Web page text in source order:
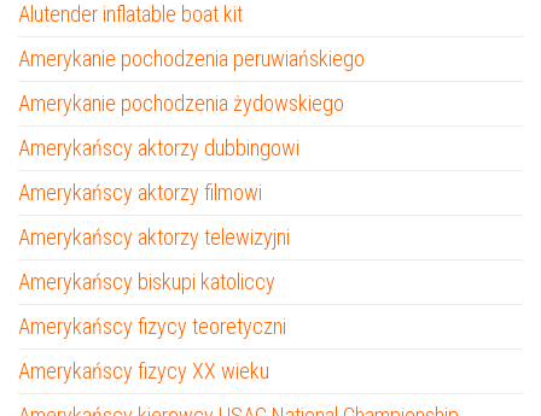
Alutender inflatable boat kit
Amerykanie pochodzenia peruwiańskiego
Amerykanie pochodzenia żydowskiego
Amerykańscy aktorzy dubbingowi
Amerykańscy aktorzy filmowi
Amerykańscy aktorzy telewizyjni
Amerykańscy biskupi katoliccy
Amerykańscy fizycy teoretyczni
Amerykańscy fizycy XX wieku